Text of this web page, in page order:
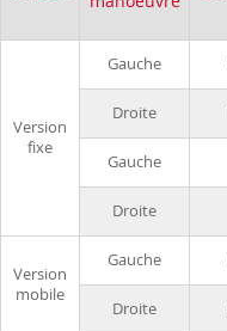
Version
fixe
Gauche
Droite
Gauche
Droite
Version
mobile
Gauche
Droite